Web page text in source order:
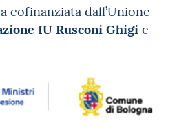
cofinanziata dall’Unione
IU Rusconi Ghigi e